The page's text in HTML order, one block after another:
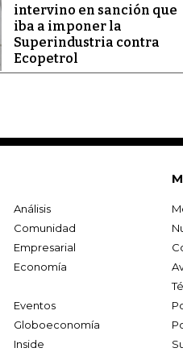
intervino en sanción que
iba a imponer la
Superindustria contra
Ecopetrol
Análisis
Comunidad
Empresarial
Economía
Eventos
Globoeconomía
Inside